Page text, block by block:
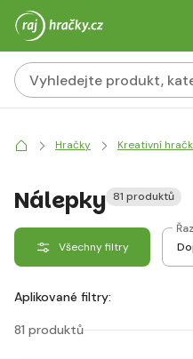
Hračky Kreativní
Nálepky 81 produktů
Všechny filtry
Aplikované filtry:
81 produktů